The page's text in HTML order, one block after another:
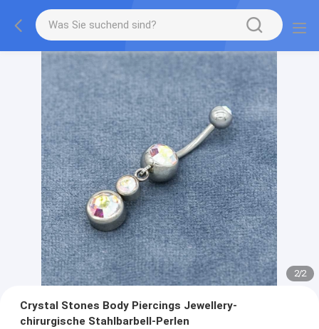
2/2
Crystal Stones Body Piercings Jewellery-
chirurgische Stahlbarbell-Perlen